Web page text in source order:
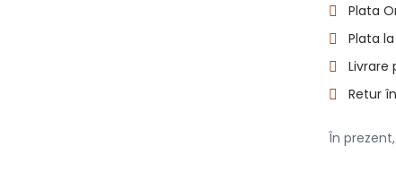
Plata
Plata
Livrare
Retur
În